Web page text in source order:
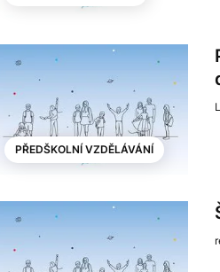
PŘEDŠKOLNÍ VZDĚLÁVÁNÍ